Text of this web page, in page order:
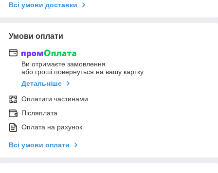
Всі умови доставки
Умови оплати
Ви отримаєте замовлення
або гроші повернуться на вашу картку
Детальніше
Оплатити частинами
Післяплата
Оплата на рахунок
Всі умови оплати